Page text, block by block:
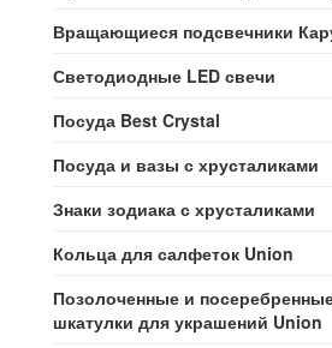
Вращающиеся подсвечники
Светодиодные LED свечи
Посуда Best Crystal
Посуда и вазы с хрусталиками
Знаки зодиака с хрусталиками
Кольца для салфеток Union
Позолоченные и
шкатулки для украшений Union